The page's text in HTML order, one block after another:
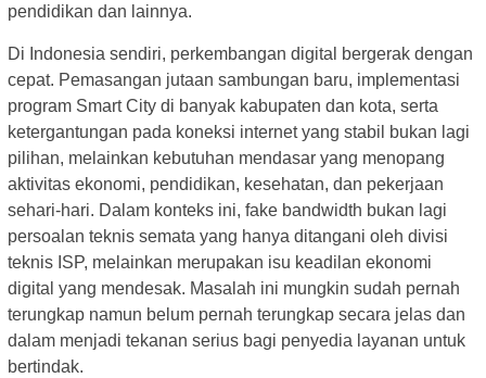
pendidikan dan lainnya.
Di Indonesia sendiri, perkembangan digital bergerak dengan
cepat. Pemasangan jutaan sambungan baru, implementasi
program Smart City di banyak kabupaten dan kota, serta
ketergantungan pada koneksi internet yang stabil bukan lagi
pilihan, melainkan kebutuhan mendasar yang menopang
aktivitas ekonomi, pendidikan, kesehatan, dan pekerjaan
sehari-hari. Dalam konteks ini, fake bandwidth bukan lagi
persoalan teknis semata yang hanya ditangani oleh divisi
teknis ISP, melainkan merupakan isu keadilan ekonomi
digital yang mendesak. Masalah ini mungkin sudah pernah
terungkap namun belum pernah terungkap secara jelas dan
dalam menjadi tekanan serius bagi penyedia layanan untuk
bertindak.